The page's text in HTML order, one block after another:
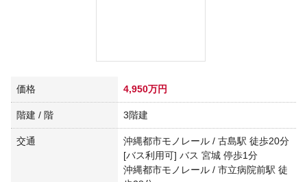
価格 4,950万円
階建 / 階 3階建
交通
沖縄都市モノレール / 古島駅 徒歩20分
[バス利用可] バス 宮城 停歩1分
沖縄都市モノレール / 市立病院前駅 徒